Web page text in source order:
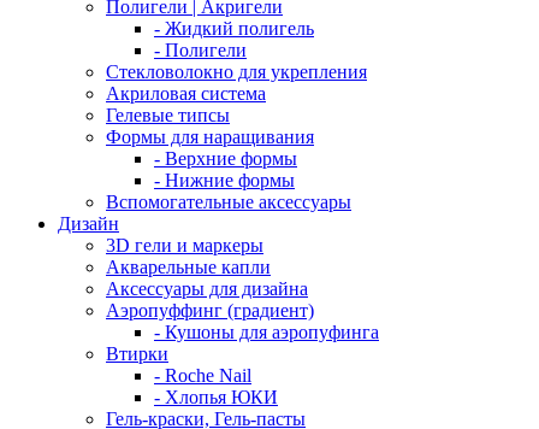
Полигели | Акригели
- Жидкий полигель
- Полигели
Стекловолокно для укрепления
Акриловая система
Гелевые типсы
Формы для наращивания
- Верхние формы
- Нижние формы
Вспомогательные аксессуары
Дизайн
3D гели и маркеры
Акварельные капли
Аксессуары для дизайна
Аэропуффинг (градиент)
- Кушоны для аэропуфинга
Втирки
- Roche Nail
- Хлопья ЮКИ
Гель-краски, Гель-пасты